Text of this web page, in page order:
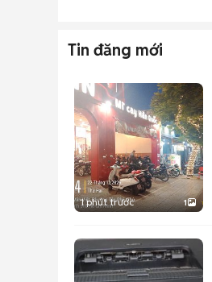
Tin đăng mới
1 phút trước 1